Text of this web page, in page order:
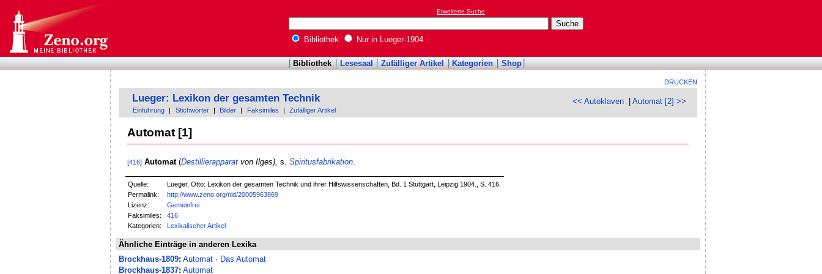
Erweiterte Suche
Bibliothek Nur in Lueger-1904
Bibliothek Lesesaal Zufälliger Artikel Kategorien Shop
DRUCKEN
<< Autoklaven |Automat [2] >>
Lueger: Lexikon der gesamten Technik
Einführung Stichwörter Bilder Faksimiles Zufälliger Artikel
Automat [1]
[416] Automat(Destillierapparatvon Ilges), s. Spiritusfabrikation.
Quelle:
Lueger, Otto: Lexikon der gesamten Technik und ihrer Hilfswissenschaften, Bd. 1 Stuttgart, Leipzig 1904., S. 416.
Permalink:
http://www.zeno.org/nid/20005963869
Lizenz:
Gemeinfrei
Faksimiles:
416
Kategorien:
Lexikalischer Artikel
Ähnliche Einträge in anderen Lexika
Brockhaus-1809: Automat · Das Automat
Brockhaus-1837: Automat